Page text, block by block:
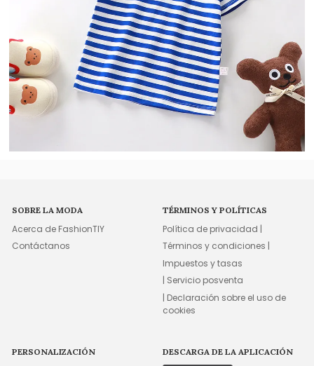
SOBRE LA MODA
Acerca de FashionTIY
Contáctanos
TÉRMINOS Y POLÍTICAS
Política de privacidad |
Términos y condiciones |
Impuestos y tasas
| Servicio posventa
| Declaración sobre el uso de
cookies
PERSONALIZACIÓN DESCARGA DE LA APLICACIÓN